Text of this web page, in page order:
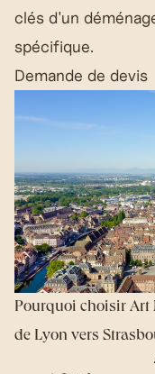
clés d'un
spécifique.
Demande de devis
Pourquoi choisir Art
de Lyon vers